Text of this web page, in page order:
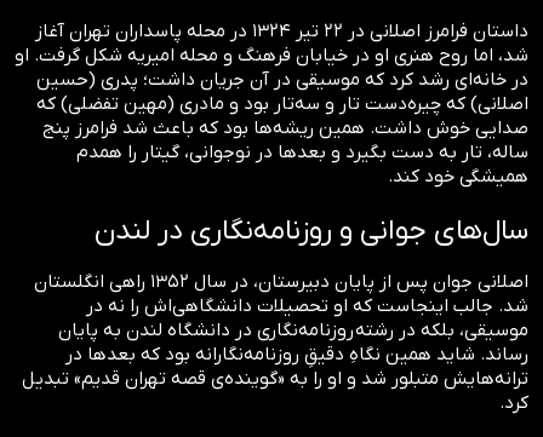
داستان فرامرز اصلانی در ۲۲ تیر ۱۳۲۴ در محله پاسداران تهران آغاز
شد، اما روح هنری او در خیابان فرهنگ و محله امیریه شکل گرفت. او
در خانه‌ای رشد کرد که موسیقی در آن جریان داشت؛ پدری (حسین
اصلانی) که چیره‌دست تار و سه‌تار بود و مادری (مهین تفضلی) که
صدایی خوش داشت. همین ریشه‌ها بود که باعث شد فرامرز پنج
ساله، تار به دست بگیرد و بعدها در نوجوانی، گیتار را همدم
همیشگی خود کند.
سال‌های جوانی و روزنامه‌نگاری در لندن
اصلانی جوان پس از پایان دبیرستان، در سال ۱۳۵۲ راهی انگلستان
شد. جالب اینجاست که او تحصیلات دانشگاهی‌اش را نه در
موسیقی، بلکه در رشته روزنامه‌نگاری در دانشگاه لندن به پایان
رساند. شاید همین نگاهِ دقیقِ روزنامه‌نگارانه بود که بعدها در
ترانه‌هایش متبلور شد و او را به «گوینده‌ی قصه تهران قدیم» تبدیل
کرد.